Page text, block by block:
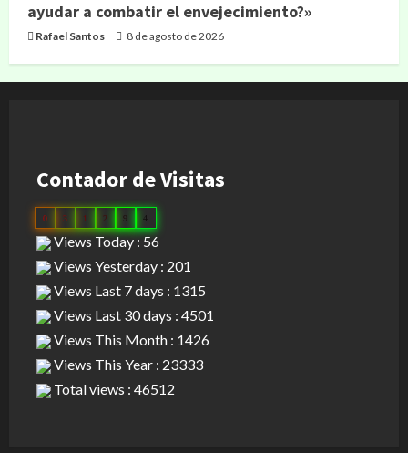
ayudar a combatir el envejecimiento?»
Rafael Santos 8 de agosto de 2026
Contador de Visitas
0 3 1 2 9 4
Views Today : 56
Views Yesterday : 201
Views Last 7 days : 1315
Views Last 30 days : 4501
Views This Month : 1426
Views This Year : 23333
Total views : 46512